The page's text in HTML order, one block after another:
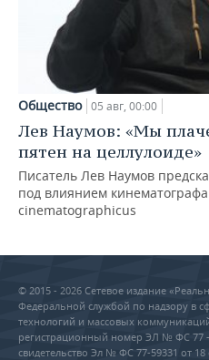
Общество 05 авг, 00:00
Лев Наумов: «Мы
пятен на целлулоиде»
Писатель Лев Наумов
под влиянием
cinematographicus
© 2015 - 2026 Сетевое издание
Федеральной службой по надзору в
технологий и массовых
регистрационный номер ЭЛ № ФС 77 -
свидетельство Эл № ФС 77-59331 от 18